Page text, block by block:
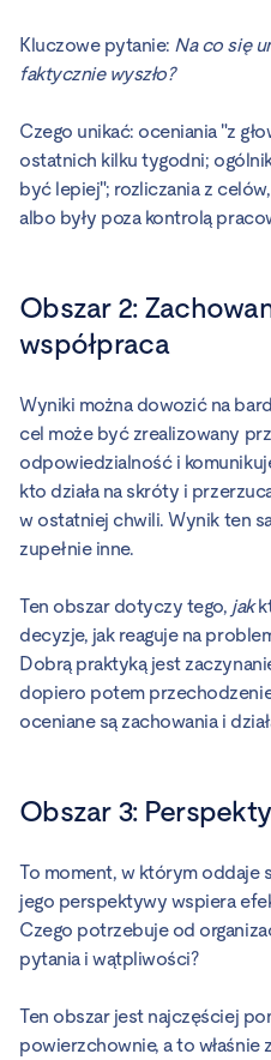
Kluczowe pytanie: Na co się
faktycznie wyszło?
Czego unikać: oceniania "z
ostatnich kilku tygodni;
być lepiej"; rozliczania z
albo były poza kontrolą
Obszar 2:
współpraca
Wyniki można dowozić na
cel może być zrealizowany
odpowiedzialność i
kto działa na skróty i
w ostatniej chwili. Wynik ten
zupełnie inne.
Ten obszar dotyczy tego, jak
decyzje, jak reaguje na
Dobrą praktyką jest
dopiero potem
oceniane są zachowania i
Obszar 3:
To moment, w którym oddaje
jego perspektywy wspiera
Czego potrzebuje od
pytania i wątpliwości?
Ten obszar jest najczęściej
powierzchownie, a to właśnie